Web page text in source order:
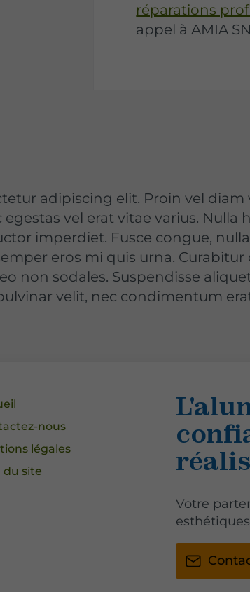
réparations
appel à AMIA
adipiscing elit. Proin vel
vel erat vitae varius. Nulla
imperdiet. Fusce congue,
eros mi quis urna.
non sodales. Suspendisse
velit, nec condimentum
nous
légales
du site
Votre